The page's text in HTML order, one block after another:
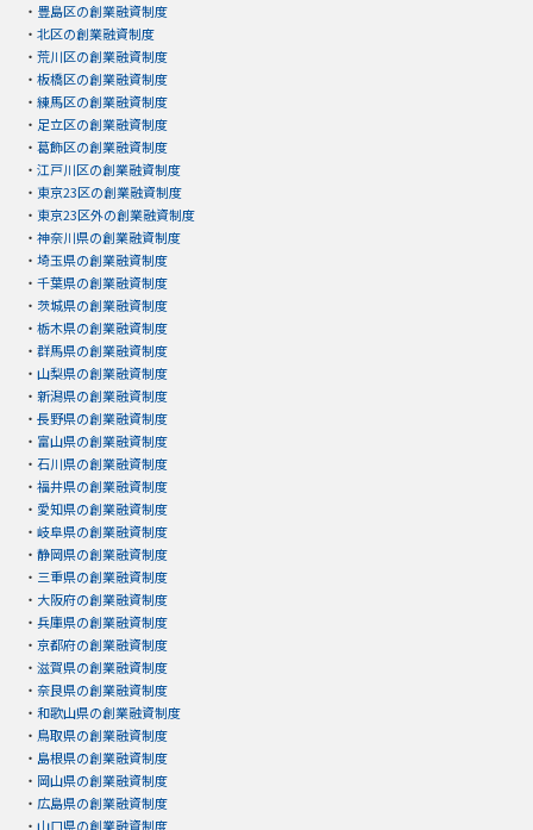
・ 豊島区の創業融資制度
・ 北区の創業融資制度
・ 荒川区の創業融資制度
・ 板橋区の創業融資制度
・ 練馬区の創業融資制度
・ 足立区の創業融資制度
・ 葛飾区の創業融資制度
・ 江戸川区の創業融資制度
・ 東京23区の創業融資制度
・ 東京23区外の創業融資制度
・ 神奈川県の創業融資制度
・ 埼玉県の創業融資制度
・ 千葉県の創業融資制度
・ 茨城県の創業融資制度
・ 栃木県の創業融資制度
・ 群馬県の創業融資制度
・ 山梨県の創業融資制度
・ 新潟県の創業融資制度
・ 長野県の創業融資制度
・ 富山県の創業融資制度
・ 石川県の創業融資制度
・ 福井県の創業融資制度
・ 愛知県の創業融資制度
・ 岐阜県の創業融資制度
・ 静岡県の創業融資制度
・ 三重県の創業融資制度
・ 大阪府の創業融資制度
・ 兵庫県の創業融資制度
・ 京都府の創業融資制度
・ 滋賀県の創業融資制度
・ 奈良県の創業融資制度
・ 和歌山県の創業融資制度
・ 鳥取県の創業融資制度
・ 島根県の創業融資制度
・ 岡山県の創業融資制度
・ 広島県の創業融資制度
・ 山口県の創業融資制度